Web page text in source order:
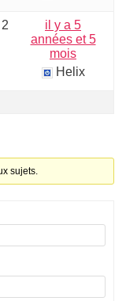
2
il y a 5
années et 5
mois
Helix
sujets.